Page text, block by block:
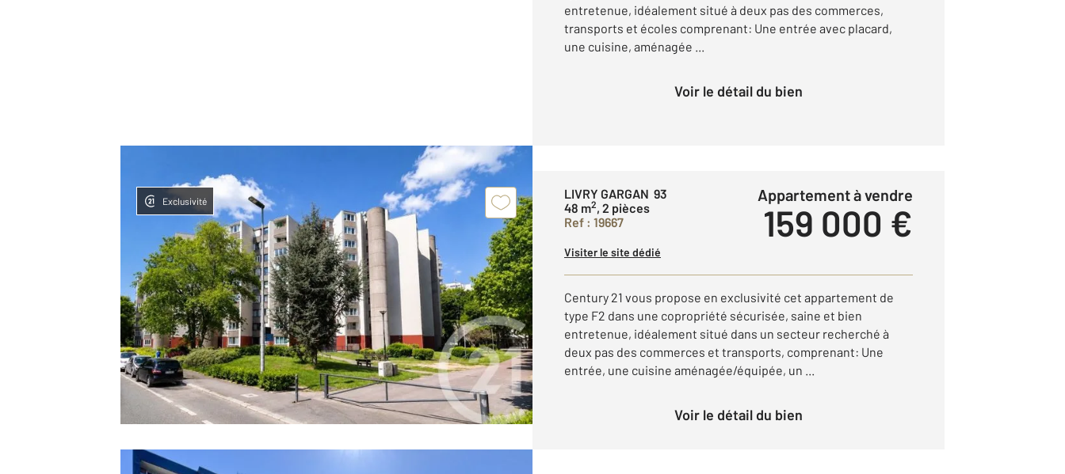
entretenue, idéalement situé à deux pas des commerces,
transports et écoles comprenant: Une entrée avec placard,
une cuisine, aménagée ...
Voir le détail du bien
Exclusivité
LIVRY GARGAN 93
48 m2, 2 pièces
Ref : 19667
Appartement à vendre
159 000 €
Visiter le site dédié
Century 21 vous propose en exclusivité cet appartement de
type F2 dans une copropriété sécurisée, saine et bien
entretenue, idéalement situé dans un secteur recherché à
deux pas des commerces et transports, comprenant: Une
entrée, une cuisine aménagée/équipée, un ...
Voir le détail du bien